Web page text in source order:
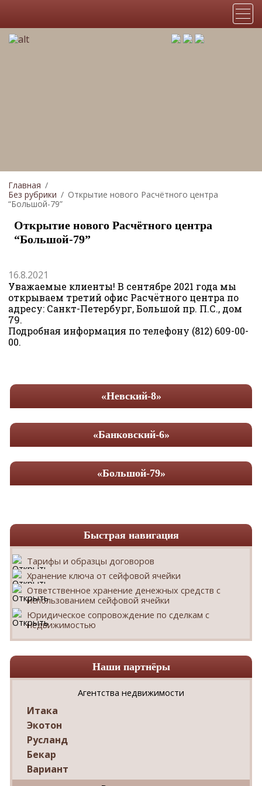
«Невский-8»
«Банковский-6»
«Большой-79»
Главная
Без рубрики
Открытие нового Расчётного центра
“Большой-79”
Открытие нового Расчётного центра
“Большой-79”
16.8.2021
Уважаемые клиенты! В сентябре 2021 года мы
открываем третий офис Расчётного центра по
адресу: Санкт-Петербург, Большой пр. П.С., дом
79.
Подробная информация по телефону (812) 609-00-
00.
Быстрая навигация
Тарифы и образцы договоров
Хранение ключа от сейфовой ячейки
Ответственное хранение денежных средств с
использованием сейфовой ячейки
Юридическое сопровождение по сделкам с
недвижимостью
Наши партнёры
Агентства недвижимости
Итака
Экотон
Русланд
Бекар
Вариант